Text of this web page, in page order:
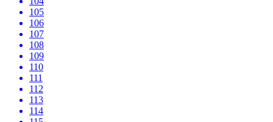
105
106
107
108
109
110
111
112
113
114